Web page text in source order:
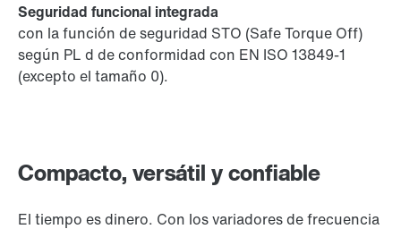
Compacto, versátil y confiable
El tiempo es dinero. Con los variadores de frecuencia
Seguridad funcional integrada
con la función de seguridad STO (Safe Torque Off)
según PL d de conformidad con EN ISO 13849-1
(excepto el tamaño 0).